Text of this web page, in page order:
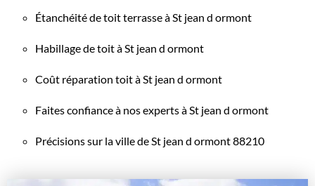
Étanchéité de toit terrasse à St jean d ormont
Habillage de toit à St jean d ormont
Coût réparation toit à St jean d ormont
Faites confiance à nos experts à St jean d ormont
Précisions sur la ville de St jean d ormont 88210